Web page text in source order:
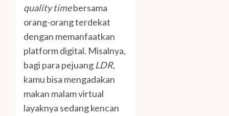
quality timebersama
orang-orang terdekat
dengan memanfaatkan
platform digital. Misalnya,
bagi para pejuang LDR,
kamu bisa mengadakan
makan malam virtual
layaknya sedang kencan